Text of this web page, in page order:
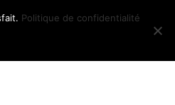
Politique de confidentialité